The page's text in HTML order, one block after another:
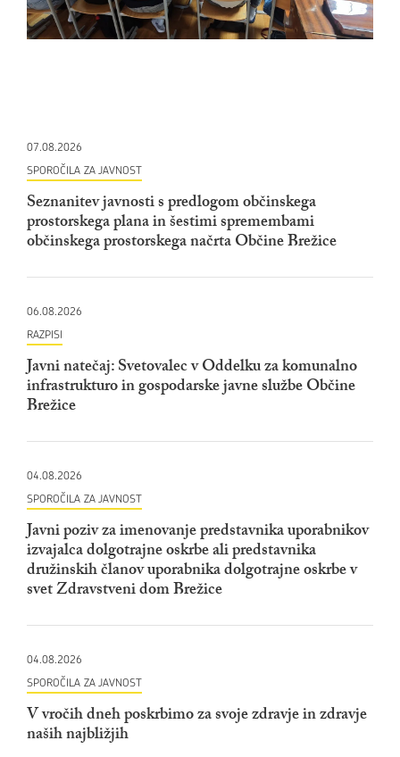
07.08.2026
SPOROČILA ZA JAVNOST
Seznanitev javnosti s predlogom občinskega
prostorskega plana in šestimi spremembami
občinskega prostorskega načrta Občine Brežice
06.08.2026
RAZPISI
Javni natečaj: Svetovalec v Oddelku za komunalno
infrastrukturo in gospodarske javne službe Občine
Brežice
04.08.2026
SPOROČILA ZA JAVNOST
Javni poziv za imenovanje predstavnika uporabnikov
izvajalca dolgotrajne oskrbe ali predstavnika
družinskih članov uporabnika dolgotrajne oskrbe v
svet Zdravstveni dom Brežice
04.08.2026
SPOROČILA ZA JAVNOST
V vročih dneh poskrbimo za svoje zdravje in zdravje
naših najbližjih